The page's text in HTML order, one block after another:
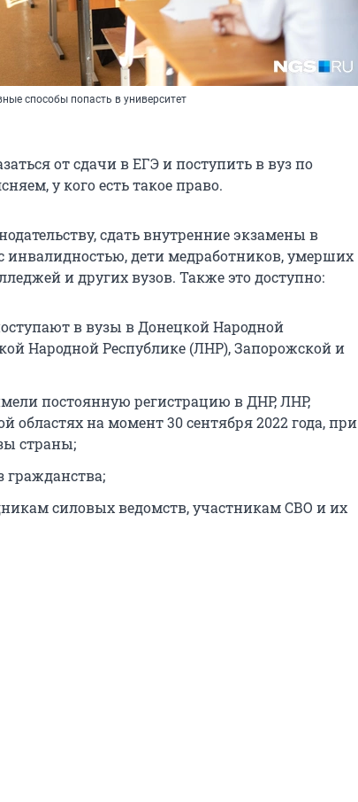
способы попасть в университет
от сдачи в ЕГЭ и поступить в вуз по
у кого есть такое право.
сдать внутренние экзамены в
инвалидностью, дети медработников, умерших
и других вузов. Также это доступно:
в вузы в Донецкой Народной
Народной Республике (ЛНР), Запорожской и
постоянную регистрацию в ДНР, ЛНР,
областях на момент 30 сентября 2022 года, при
страны;
гражданства;
силовых ведомств, участникам СВО и их